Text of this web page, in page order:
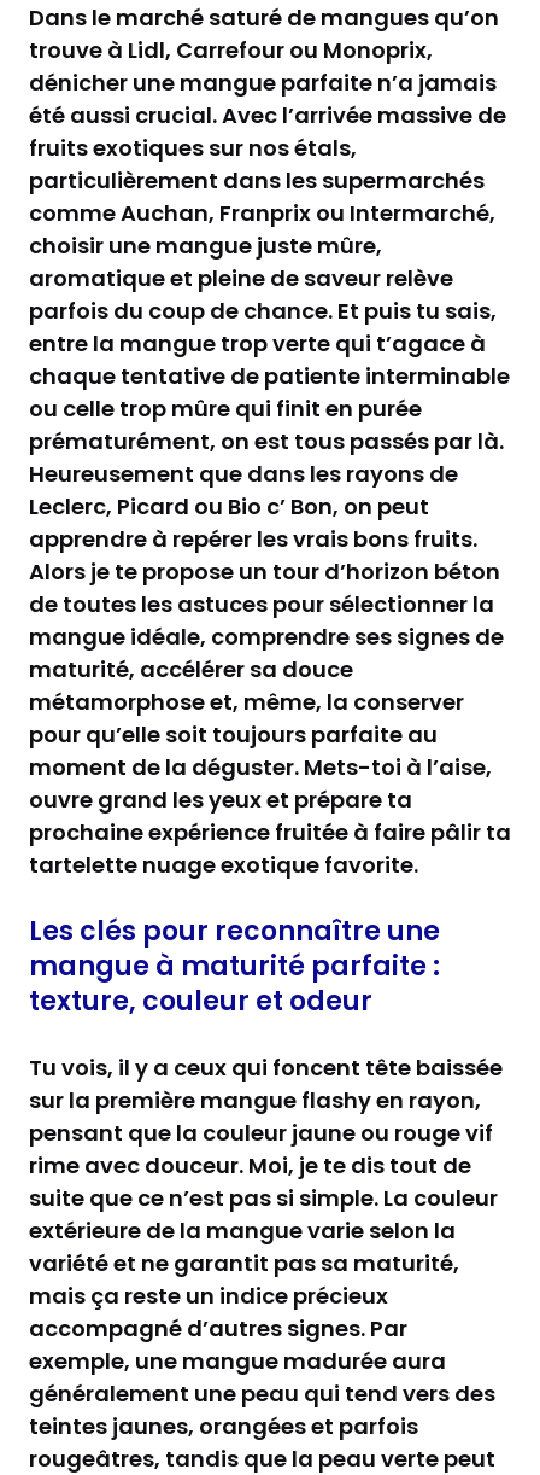
Dans le marché saturé de mangues qu’on
trouve à Lidl, Carrefour ou Monoprix,
dénicher une mangue parfaite n’a jamais
été aussi crucial. Avec l’arrivée massive de
fruits exotiques sur nos étals,
particulièrement dans les supermarchés
comme Auchan, Franprix ou Intermarché,
choisir une mangue juste mûre,
aromatique et pleine de saveur relève
parfois du coup de chance. Et puis tu sais,
entre la mangue trop verte qui t’agace à
chaque tentative de patiente interminable
ou celle trop mûre qui finit en purée
prématurément, on est tous passés par là.
Heureusement que dans les rayons de
Leclerc, Picard ou Bio c’ Bon, on peut
apprendre à repérer les vrais bons fruits.
Alors je te propose un tour d’horizon béton
de toutes les astuces pour sélectionner la
mangue idéale, comprendre ses signes de
maturité, accélérer sa douce
métamorphose et, même, la conserver
pour qu’elle soit toujours parfaite au
moment de la déguster. Mets-toi à l’aise,
ouvre grand les yeux et prépare ta
prochaine expérience fruitée à faire pâlir ta
tartelette nuage exotique favorite.
Les clés pour reconnaître une
mangue à maturité parfaite :
texture, couleur et odeur
Tu vois, il y a ceux qui foncent tête baissée
sur la première mangue flashy en rayon,
pensant que la couleur jaune ou rouge vif
rime avec douceur. Moi, je te dis tout de
suite que ce n’est pas si simple. La couleur
extérieure de la mangue varie selon la
variété et ne garantit pas sa maturité,
mais ça reste un indice précieux
accompagné d’autres signes. Par
exemple, une mangue madurée aura
généralement une peau qui tend vers des
teintes jaunes, orangées et parfois
rougeâtres, tandis que la peau verte peut